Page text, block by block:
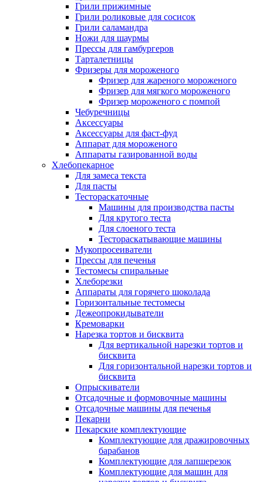
Грили прижимные
Грили роликовые для сосисок
Грили саламандра
Ножи для шаурмы
Прессы для гамбургеров
Тарталетницы
Фризеры для мороженого
Фризер для жареного мороженого
Фризер для мягкого мороженого
Фризер мороженого с помпой
Чебуречницы
Аксессуары
Аксессуары для фаст-фуд
Аппарат для мороженого
Аппараты газированной воды
Хлебопекарное
Для замеса текста
Для пасты
Тестораскаточные
Машины для производства пасты
Для крутого теста
Для слоеного теста
Тестораскатывающие машины
Мукопросеиватели
Прессы для печенья
Тестомесы спиральные
Хлеборезки
Аппараты для горячего шоколада
Горизонтальные тестомесы
Дежеопрокидыватели
Кремоварки
Нарезка тортов и бисквита
Для вертикальной нарезки тортов и
бисквита
Для горизонтальной нарезки тортов и
бисквита
Опрыскиватели
Отсадочные и формовочные машины
Отсадочные машины для печенья
Пекарни
Пекарские комплектующие
Комплектующие для дражировочных
барабанов
Комплектующие для лапшерезок
Комплектующие для машин для